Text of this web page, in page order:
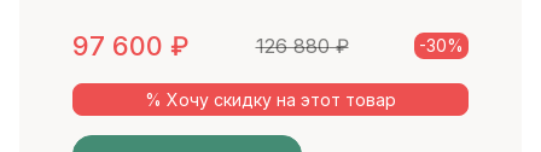
97 600 ₽ 126 880₽ -30%
% Хочу скидку на этот товар